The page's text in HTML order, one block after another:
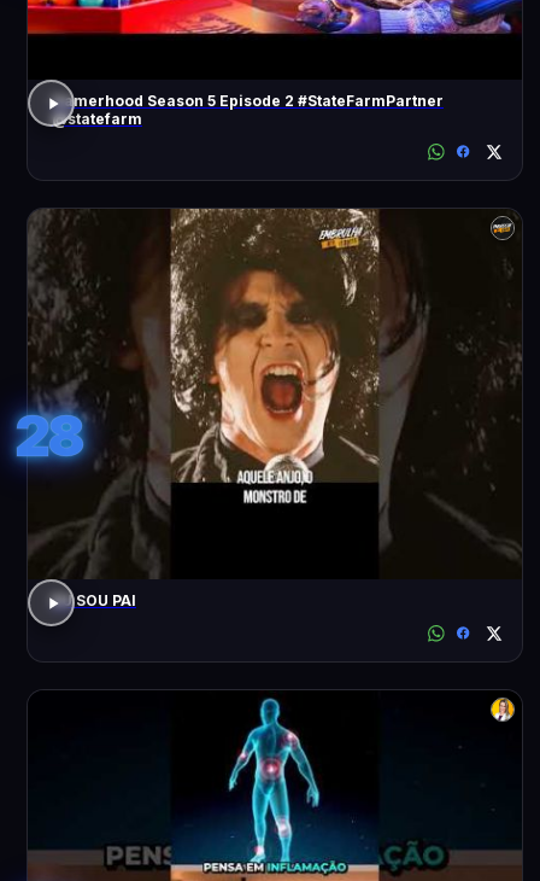
Gamerhood Season 5 Episode 2 #StateFarmPartner
@statefarm
28
EU SOU PAI